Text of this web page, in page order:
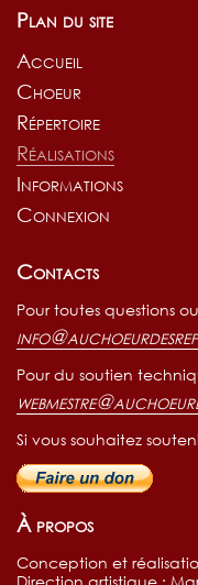
15e anniversaire!
anniversaire en
Plan du site
Accueil
Choeur
Répertoire
Réalisations
Informations
Connexion
Contacts
Pour toutes questions
Pour du soutien
Si vous souhaitez
À propos
Conception et
Direction artistique :